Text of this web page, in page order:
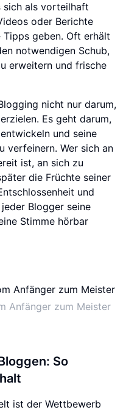
sich als vorteilhaft
oder Berichte
Tipps geben. Oft erhält
notwendigen Schub,
erweitern und frische
nicht nur darum,
Es geht darum,
und seine
verfeinern. Wer sich an
ist, an sich zu
die Früchte seiner
und
Blogger seine
Stimme hörbar
Anfänger zum Meister
So
ist der Wettbewerb